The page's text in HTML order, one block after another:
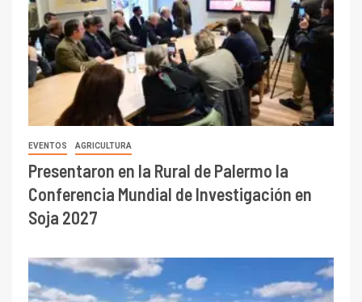
EVENTOS AGRICULTURA
Presentaron en la Rural de Palermo la
Conferencia Mundial de Investigación en
Soja 2027